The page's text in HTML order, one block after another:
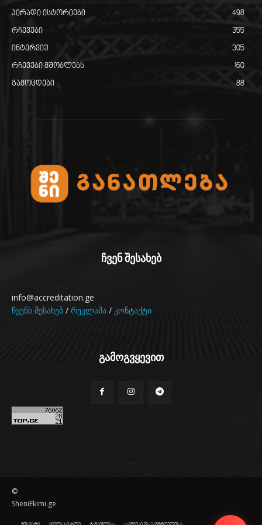
პირადი ისტორიები 498
რჩევები 355
ინტერვიუ 305
რჩევები მშობლებს 160
გამოცდები 88
ჩვენ შესახებ
info@accreditation.ge
ჩვენს შესახებ / რეკლამა / კონტაქტი
გამოგვყევით
©
SheniEkimi.ge